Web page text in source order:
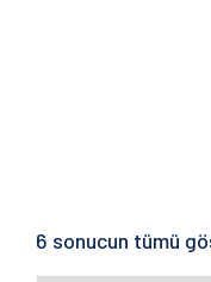
6 sonucun tümü